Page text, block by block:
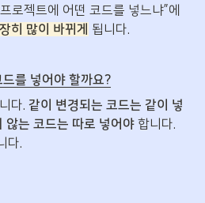
로젝트에 어떤 코드를 넣느냐”에
히 많이 바뀌게 됩니다.
를 넣어야 할까요?
다. 같이 변경되는 코드는 같이 넣
않는 코드는 따로 넣어야
다.